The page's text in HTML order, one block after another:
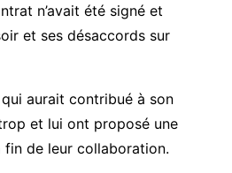
n’avait été signé et
et ses désaccords sur
aurait contribué à son
et lui ont proposé une
fin de leur collaboration.